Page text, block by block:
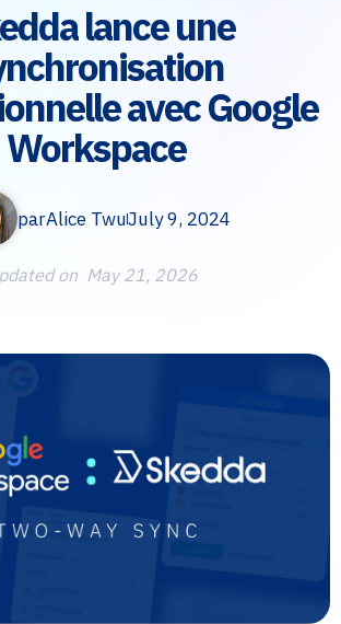
lance une
avec Google
Workspace
parAlice TwuJuly 9, 2024
on May 21, 2026